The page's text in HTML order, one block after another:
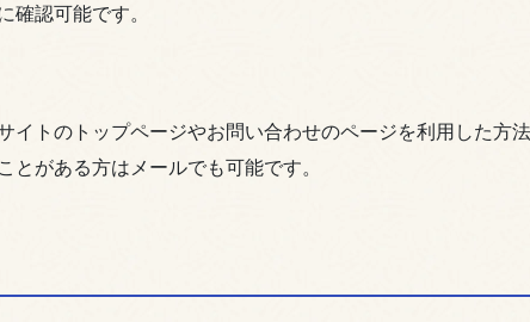
確認可能です。
イトのトップページやお問い合わせのページを利用した方法
とがある方はメールでも可能です。